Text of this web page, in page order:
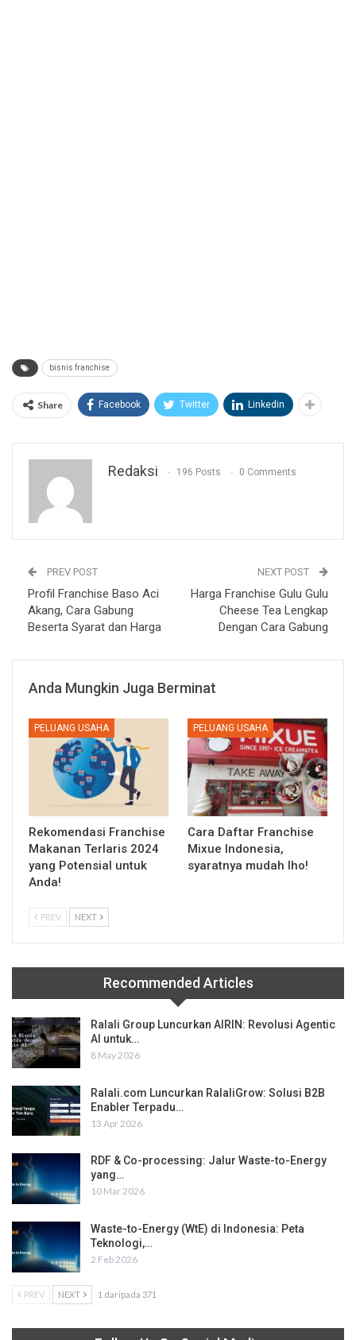
bisnis franchise
Share Facebook Twitter Linkedin
Redaksi 196 Posts 0 Comments
PREV POST
Profil Franchise Baso Aci
Akang, Cara Gabung
Beserta Syarat dan Harga
NEXT POST
Harga Franchise Gulu Gulu
Cheese Tea Lengkap
Dengan Cara Gabung
Anda Mungkin Juga Berminat
PELUANG USAHA
Rekomendasi Franchise
Makanan Terlaris 2024
yang Potensial untuk
Anda!
PELUANG USAHA
Cara Daftar Franchise
Mixue Indonesia,
syaratnya mudah lho!
PREV NEXT
Recommended Articles
Ralali Group Luncurkan AIRIN: Revolusi Agentic
AI untuk…
8 May 2026
Ralali.com Luncurkan RalaliGrow: Solusi B2B
Enabler Terpadu…
13 Apr 2026
RDF & Co-processing: Jalur Waste-to-Energy
yang…
10 Mar 2026
Waste-to-Energy (WtE) di Indonesia: Peta
Teknologi,…
2 Feb 2026
PREV NEXT 1 daripada 371